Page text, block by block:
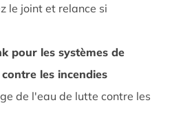
le joint et relance si
pour les systèmes de
les incendies
de l'eau de lutte contre les